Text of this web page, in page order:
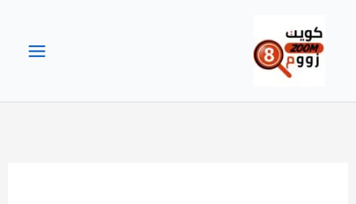
المحتوى